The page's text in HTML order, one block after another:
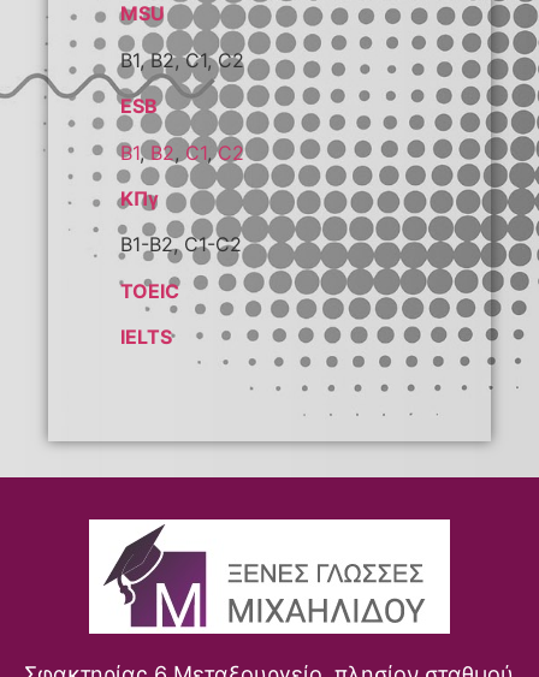
MSU
B1, B2, C1, C2
ESB
B1, B2, C1,C2
ΚΠγ
Β1-Β2, C1-C2
TOEIC
IELTS